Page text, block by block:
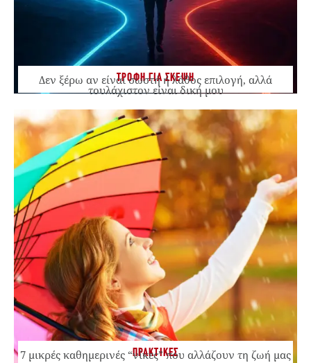
ΤΡΟΦΗ ΓΙΑ ΣΚΕΨΗ
Δεν ξέρω αν είναι σωστή ή λάθος επιλογή, αλλά
τουλάχιστον είναι δική μου
ΠΡΑΚΤΙΚΕΣ
7 μικρές καθημερινές “νίκες” που αλλάζουν τη ζωή μας